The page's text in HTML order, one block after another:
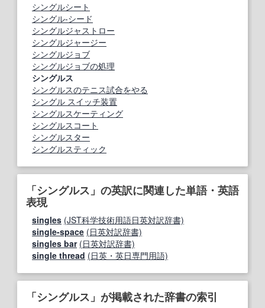
シングルシート
シングル‐シード
シングルジャストロー
シングルジャージー
シングルジョブ
シングルジョブの処理
シングルス
シングルスのテニス試合をやる
シングル スイッチ装置
シングルスケーティング
シングルスコート
シングルスター
シングルスティック
「シングルス」の英訳に関連した単語・英語
表現
singles (JST科学技術用語日英対訳辞書)
single-space (日英対訳辞書)
singles bar (日英対訳辞書)
single thread (日英・英日専門用語)
「シングルス」が掲載された辞書の索引